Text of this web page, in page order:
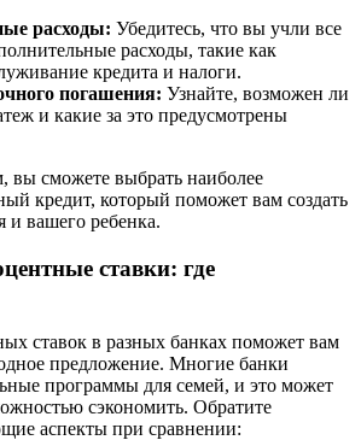
расходы: Убедитесь, что вы учли все
расходы, такие как
кредита и налоги.
погашения: Узнайте, возможен ли
и какие за это предусмотрены
вы сможете выбрать наиболее
кредит, который поможет вам создать
и вашего ребенка.
ставки: где
ставок в разных банках поможет вам
предложение. Многие банки
программы для семей, и это может
сэкономить. Обратите
аспекты при сравнении: